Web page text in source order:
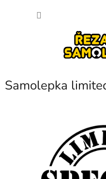
Samolepka